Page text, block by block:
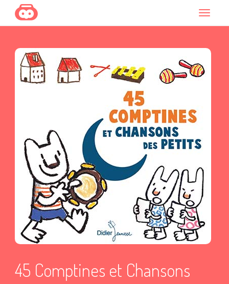
45 Comptines et Chansons